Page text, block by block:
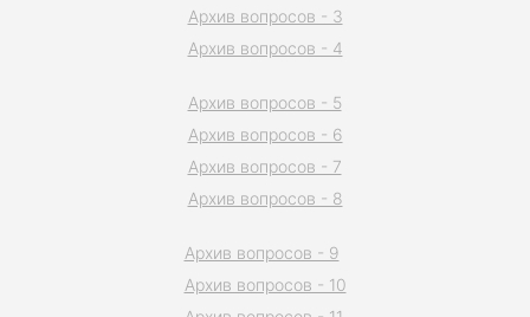
Архив вопросов - 3
Архив вопросов - 4
Архив вопросов - 5
Архив вопросов - 6
Архив вопросов - 7
Архив вопросов - 8
Архив вопросов - 9
Архив вопросов - 10